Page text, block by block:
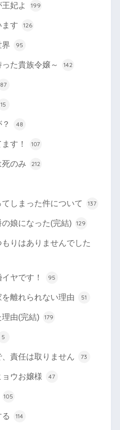
妃よ 199
す 126
界 95
た貴族令嬢～ 142
87
15
48
す！ 107
のみ 212
しまった件について 137
娘になった(完結) 129
りはありませんでした
ヤです！ 95
離れられない理由 51
由(完結) 179
5
責任は取りません 73
ウお嬢様 47
105
114